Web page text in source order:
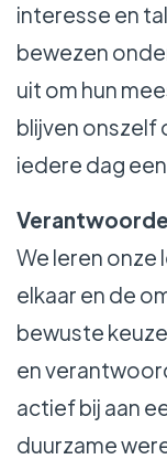
interesse en
bewezen
uit om hun
blijven onszelf
iedere dag
We leren onze
elkaar en de
bewuste
en
actief bij aan
duurzame